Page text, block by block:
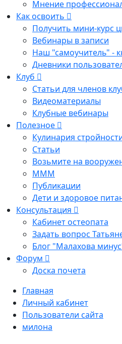
Мнение
Как освоить
Получить мини-курс
Вебинары в записи
Наш "самоучитель" -
Дневники
Клуб
Статьи для членов
Видеоматериалы
Клубные вебинары
Полезное
Кулинария
Статьи
Возьмите на
МММ
Публикации
Дети и здоровое
Консультация
Кабинет остеопата
Задать вопрос
Блог "Малахова
Форум
Доска почета
Главная
Личный кабинет
Пользователи сайта
милона